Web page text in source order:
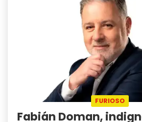
FURIOSO
Fabián Doman,